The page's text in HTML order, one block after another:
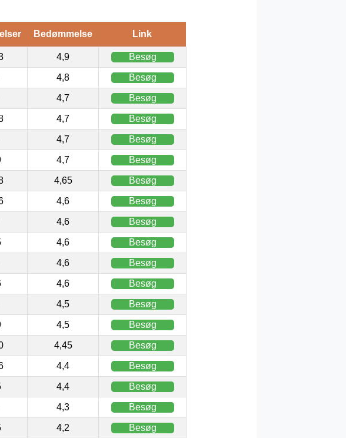
Bedømmelse Link
4,9 Besøg
4,8 Besøg
4,7 Besøg
4,7 Besøg
4,7 Besøg
4,7 Besøg
4,65 Besøg
4,6 Besøg
4,6 Besøg
4,6 Besøg
4,6 Besøg
4,6 Besøg
4,5 Besøg
4,5 Besøg
4,45 Besøg
4,4 Besøg
4,4 Besøg
4,3 Besøg
4,2 Besøg